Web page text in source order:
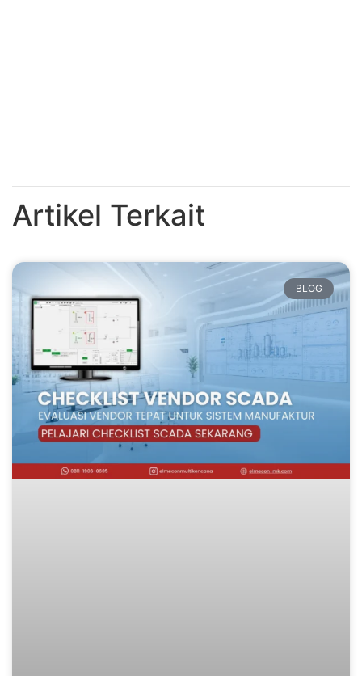
Artikel Terkait
BLOG